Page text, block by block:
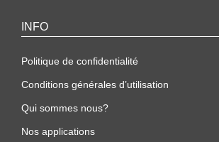
INFO
Politique de confidentialité
Conditions générales d’utilisation
Qui sommes nous?
Nos applications